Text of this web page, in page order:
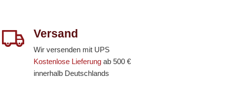
Versand
Wir versenden mit UPS
Kostenlose Lieferung ab 500 €
innerhalb Deutschlands